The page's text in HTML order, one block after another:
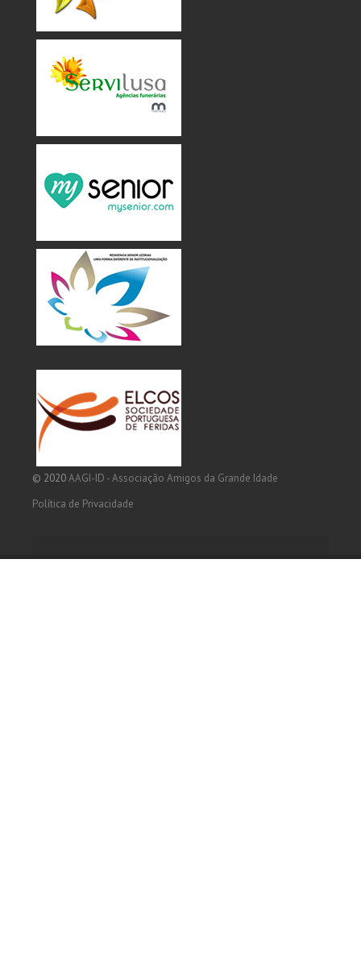
© 2020AAGI-ID - Associação Amigos da Grande Idade
Política de Privacidade